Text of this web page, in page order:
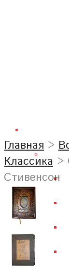
Главная >
Классика >
Стивенсон